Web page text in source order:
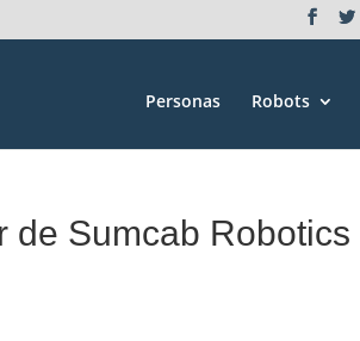
Personas Robots
de Sumcab Robotics